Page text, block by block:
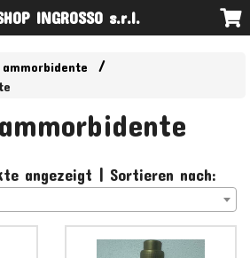
INGROSSO s.r.l.
angezeigt | Sortieren nach: